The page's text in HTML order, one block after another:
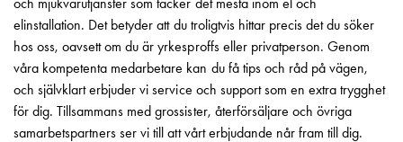
din
elbil
Standarder
och
certifikat
elinstallation. Det betyder att du troligtvis hittar precis det du söker
hos oss, oavsett om du är yrkesproffs eller privatperson. Genom
våra kompetenta medarbetare kan du få tips och råd på vägen,
och självklart erbjuder vi service och support som en extra trygghet
för dig. Tillsammans med grossister, återförsäljare och övriga
samarbetspartners ser vi till att vårt erbjudande når fram till dig.